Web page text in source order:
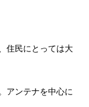
住民にとっては大
アンテナを中心に